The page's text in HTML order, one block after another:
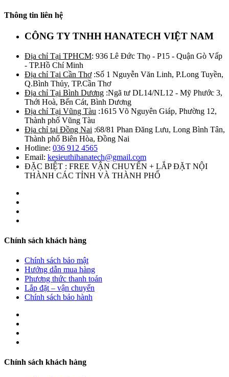
Thông tin liên hệ
CÔNG TY TNHH HANATECH VIỆT NAM
Địa chỉ Tại TPHCM: 936 Lê Đức Thọ - P15 - Quận Gò Vấp
- TP.Hồ Chí Minh
Địa chỉ Tại Cần Thơ:Số 1 Nguyễn Văn Linh, P.Long Tuyền,
Q.Bình Thủy, TP.Cần Thơ
Địa chỉ Tại Bình Dương :Ngã tư DL14/NL12 - Mỹ Phước 3,
Thới Hoà, Bến Cát, Bình Dương
Địa chỉ Tại Vũng Tàu :1615 Võ Nguyên Giáp, Phường 12,
Thành phố Vũng Tàu
Địa chỉ tại Đồng Nai :68/81 Phan Đăng Lưu, Long Bình Tân,
Thành phố Biên Hòa, Đồng Nai
Hotline: 036 912 4565
Email: kesieuthihanatech@gmail.com
ĐẶC BIỆT : FREE VẬN CHUYỂN + LẮP ĐẶT NỘI
THÀNH CÁC TỈNH VÀ THÀNH PHỐ
Chính sách khách hàng
Chính sách bảo mật
Hướng dẫn mua hàng
Phương thức thanh toán
Lắp đặt – vận chuyển
Chính sách bảo hành
Chính sách khách hàng